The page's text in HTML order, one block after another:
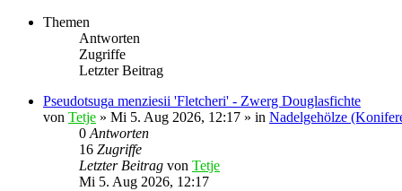
Themen
Antworten
Zugriffe
Letzter Beitrag
Pseudotsuga menziesii 'Fletcheri' - Zwerg Douglasfichte
von Tetje » Mi 5. Aug 2026, 12:17 » in Nadelgehölze
0 Antworten
16 Zugriffe
Letzter Beitrag von Tetje
Mi 5. Aug 2026, 12:17